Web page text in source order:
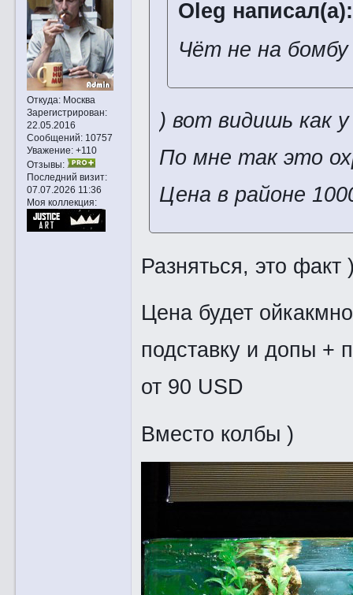
Откуда:Москва
Зарегистрирован:
22.05.2016
Сообщений:10757
Уважение: +110
Отзывы:
Последний визит:
07.07.2026 11:36
Моя коллекция:
Oleg написал(а):
Чёт не на
) вот видишь как
По мне так это
Цена в районе
Разняться, это факт
Цена будет
подставку и допы +
от 90 USD
Вместо колбы )